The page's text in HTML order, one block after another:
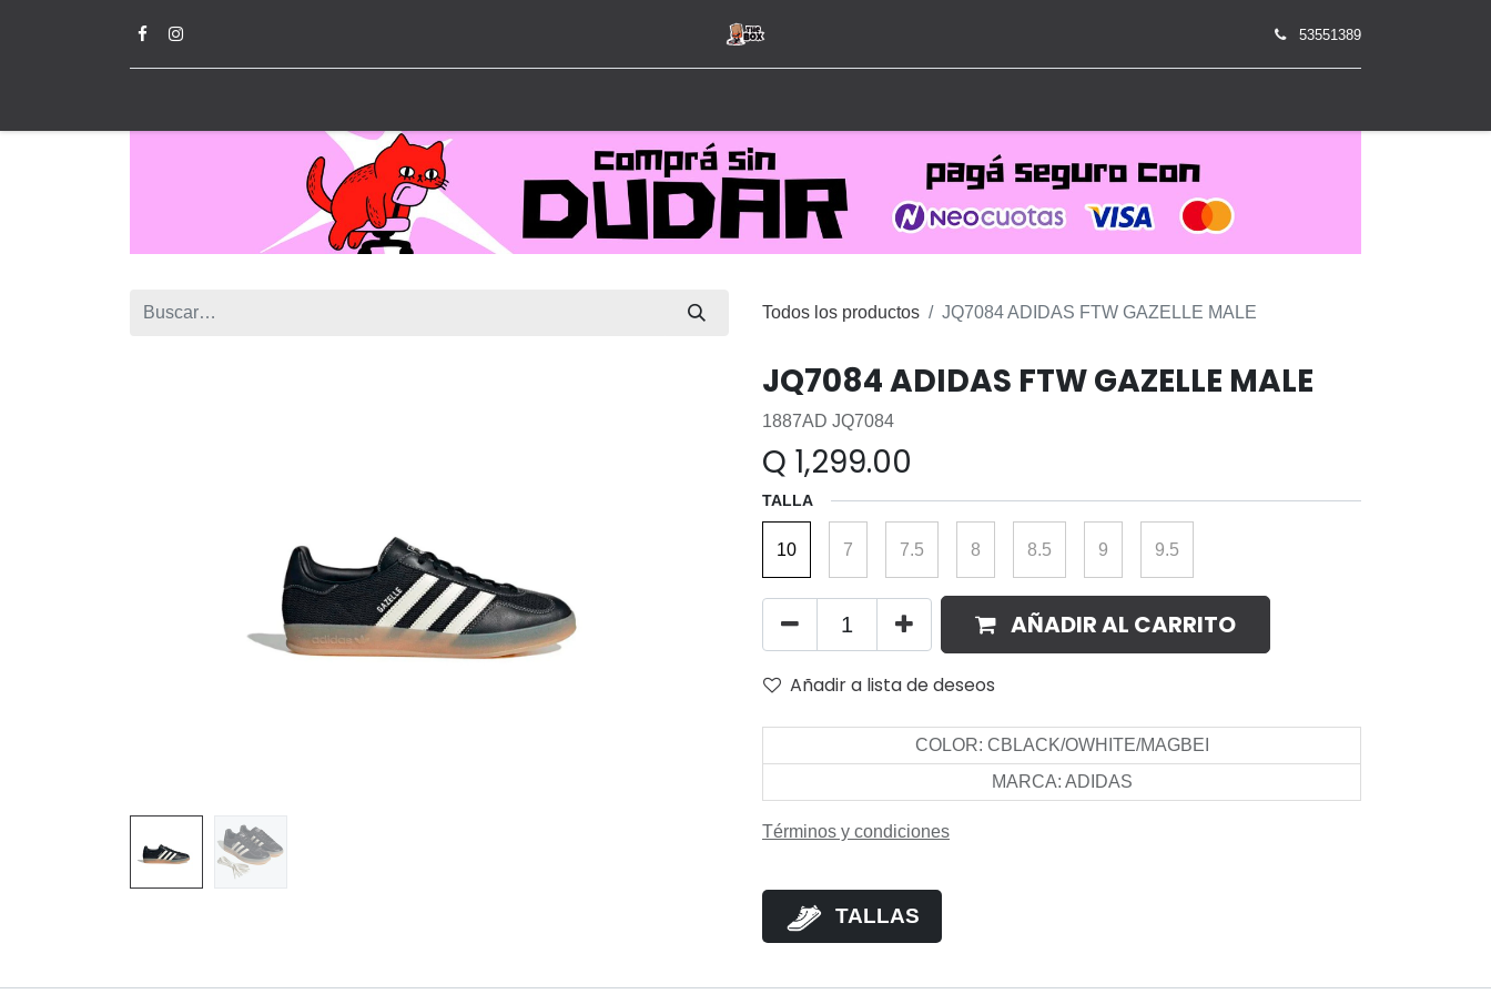
53551389
Todos los productos JQ7084 ADIDAS FTW GAZELLE MALE
JQ7084 ADIDAS FTW GAZELLE MALE
1887AD JQ7084
Q 1,299.00
TALLA
10 7 7.5 8 8.5 9 9.5
AÑADIR AL CARRITO
Añadir a lista de deseos
COLOR: CBLACK/OWHITE/MAGBEI
MARCA: ADIDAS
Términos y condiciones
TALLAS